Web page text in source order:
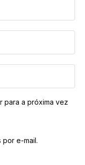
para a próxima vez
e-mail.